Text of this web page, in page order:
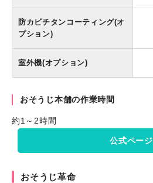
防カビチタンコーティング(オ
プション)
室外機(オプション)
おそうじ本舗の作業時間
約1～2時間
公式ページ
おそうじ革命